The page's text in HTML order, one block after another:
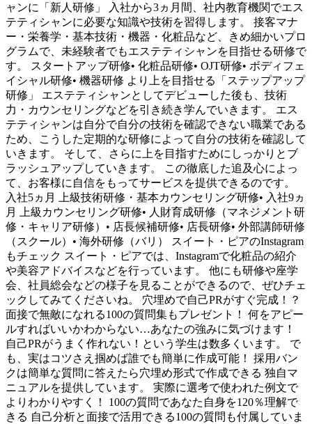
ャンに「新人研修」 入社から3ヵ月間、社内教育機関でエス
テティシャンに必要な知識や技術を習得します。 接客マナ
ー・栄養学・基本技術・機器・化粧品など、きめ細かいプロ
グラムで、未経験者でもエステティシャンを目指せる研修で
す。 スタートアップ研修• 化粧品研修• OJT研修• ボディフェ
イシャル研修• 機器研修 より上を目指せる「ステップアップ
研修」 エステティシャンとしてデビューした後も、技術
力・カウンセリングなどを引き続き学んでいきます。 エス
テティシャンは自分で自分の技術を確認できない職業である
ため、こうした定期的な研修によって自分の技術を確認して
いきます。 そして、さらに上を目指すためにしっかりとブ
ラッシュアップしていきます。 この徹底した追及心によっ
て、お客様に自信をもってサービスを提供できるのです。
入社5ヵ月 上級技術研修・基本カウンセリング研修• 入社9ヵ
月 上級カウンセリング研修• 人財育成研修（マネジメント研
修・キャリア研修）• 店長候補研修• 店長研修• 外部講師研修
（スクール）• 海外研修（バリ） スイート・ピアのInstagram
もチェック スイート・ピアでは、Instagramで化粧品の紹介
や美容アドバイスなどを行っています。 他にも研修や座学
会、社員総会などの様子を見ることができるので、ぜひチェ
ックしてみてくださいね。 穴埋めで自己PRがすぐ完成！？
面接で無敵になれる100の質問集もプレゼント！ 何をアピー
ルすればいいかわからない…あなたの強みに気づけます！
自己PRがうまく作れない！という学生は数多くいます。 で
も、実はコツさえ掴めば誰でも簡単に作成可能！ 採用バン
クは簡単な質問に答えたら穴埋め形式で作成できる 独自マ
ニュアルを提供しています。 実際に選考で使われた例文で
よりわかりやすく！ 100の質問であなた自身を120％理解で
きる 自己分析と面接で活用できる100の質問も付属していま